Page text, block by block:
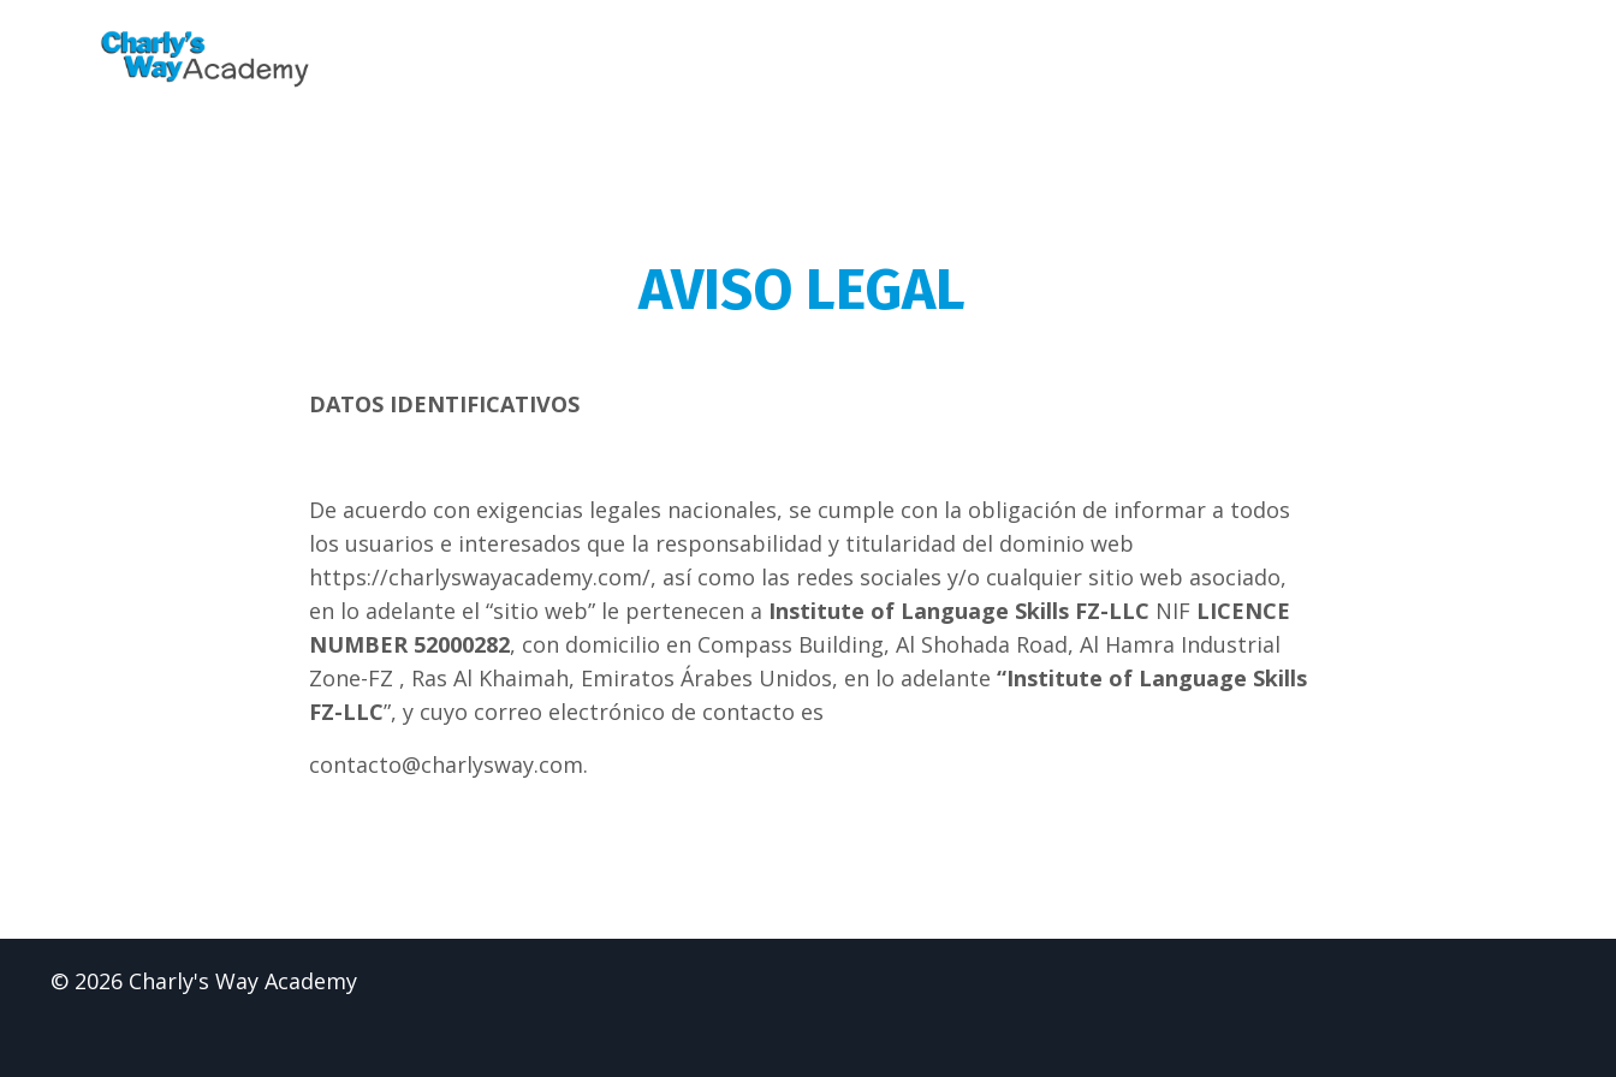
AVISO LEGAL
DATOS IDENTIFICATIVOS
De acuerdo con exigencias legales nacionales, se cumple con la obligación de informar a todos
los usuarios e interesados que la responsabilidad y titularidad del dominio web
https://charlyswayacademy.com/, así como las redes sociales y/o cualquier sitio web asociado,
en lo adelante el “sitio web” le pertenecen a Institute of Language Skills FZ-LLC NIF LICENCE
NUMBER 52000282, con domicilio en Compass Building, Al Shohada Road, Al Hamra Industrial
Zone-FZ , Ras Al Khaimah, Emiratos Árabes Unidos, en lo adelante “Institute of Language Skills
FZ-LLC”, y cuyo correo electrónico de contacto es
contacto@charlysway.com.
© 2026 Charly's Way Academy